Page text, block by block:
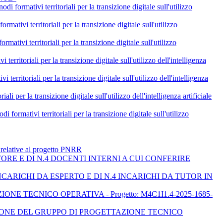
formativi territoriali per la transizione digitale sull'utilizzo
territoriali per la transizione digitale sull'utilizzo
territoriali per la transizione digitale sull'utilizzo
per la transizione digitale sull'utilizzo dell'intelligenza
per la transizione digitale sull'utilizzo dell'intelligenza
per la transizione digitale sull'utilizzo dell'intelligenza artificiale
territoriali per la transizione digitale sull'utilizzo
al progetto PNRR
E DI N.4 DOCENTI INTERNI A CUI CONFERIRE
DA ESPERTO E DI N.4 INCARICHI DA TUTOR IN
TECNICO OPERATIVA - Progetto: M4C1I1.4-2025-1685-
DEL GRUPPO DI PROGETTAZIONE TECNICO